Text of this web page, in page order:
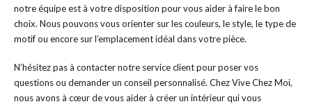
notre équipe est à votre disposition pour vous aider à faire le bon
choix. Nous pouvons vous orienter sur les couleurs, le style, le type de
motif ou encore sur l’emplacement idéal dans votre pièce.
N’hésitez pas à contacter notre service client pour poser vos
questions ou demander un conseil personnalisé. Chez Vive Chez Moi,
nous avons à cœur de vous aider à créer un intérieur qui vous